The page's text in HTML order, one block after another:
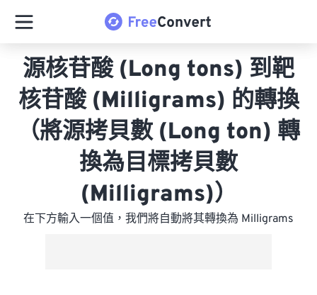
源核苷酸 (Long tons) 到靶
核苷酸 (Milligrams) 的轉換
（將源拷貝數 (Long ton) 轉
換為目標拷貝數
(Milligrams)）
在下方輸入一個值，我們將自動將其轉換為 Milligrams